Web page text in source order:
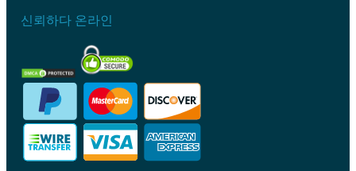
신뢰하다 온라인